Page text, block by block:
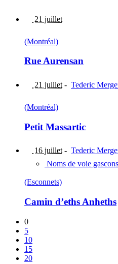
21 juillet
(Montréal)
Rue Aurensan
21 juillet - Tederic
(Montréal)
Petit Massartic
16 juillet - Tederic
Noms de voie
(Esconnets)
Camin d’eths Anheths
0
5
10
15
20